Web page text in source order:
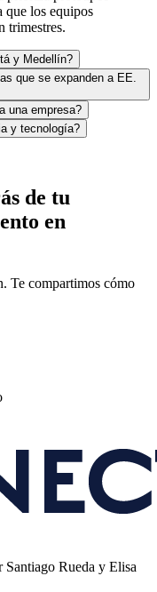
que los equipos
trimestres.
y Medellín?
que se expanden a EE.
una empresa?
y tecnología?
de tu
en
Te compartimos cómo
Rueda y Elisa